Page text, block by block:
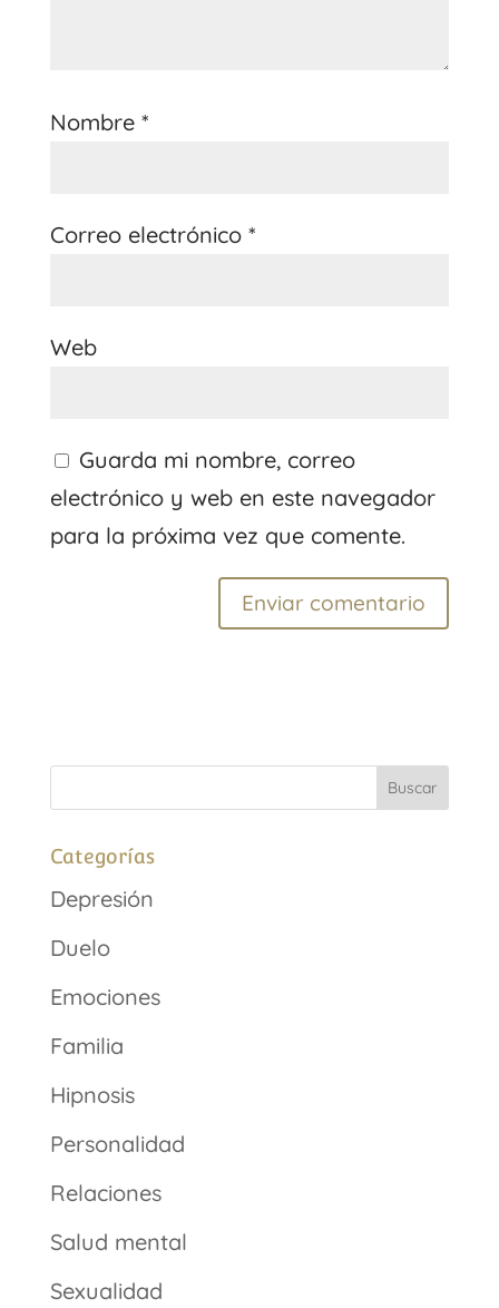
Nombre *
Correo electrónico *
Web
Guarda mi nombre, correo
electrónico y web en este navegador
para la próxima vez que comente.
Categorías
Depresión
Duelo
Emociones
Familia
Hipnosis
Personalidad
Relaciones
Salud mental
Sexualidad